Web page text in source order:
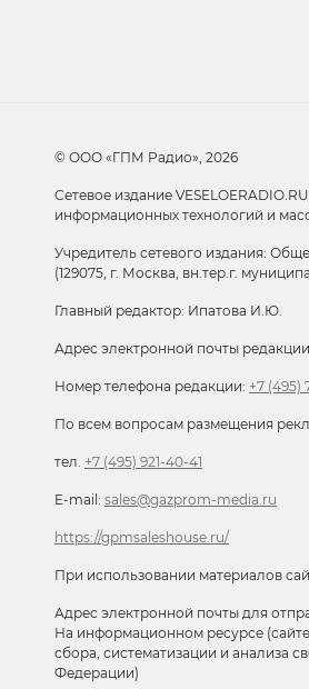
© ООО «ГПМ Радио», 2026
Сетевое издание
информационных технологий и
Учредитель сетевого издания:
(129075, г. Москва, вн.тер.г.
Главный редактор: Ипатова И.Ю.
Адрес электронной почты
Номер телефона редакции: +7 (495)
По всем вопросам размещения
тел. +7 (495) 921-40-41
E-mail: sales@gazprom-media.ru
https://gpmsaleshouse.ru/
При использовании материалов
Адрес электронной почты для
На информационном ресурсе
сбора, систематизации и анализа
Федерации)